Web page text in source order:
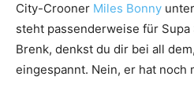
City-Crooner Miles Bonny
steht passenderweise für Supa
Brenk, denkst du dir bei all
eingespannt. Nein, er hat noch